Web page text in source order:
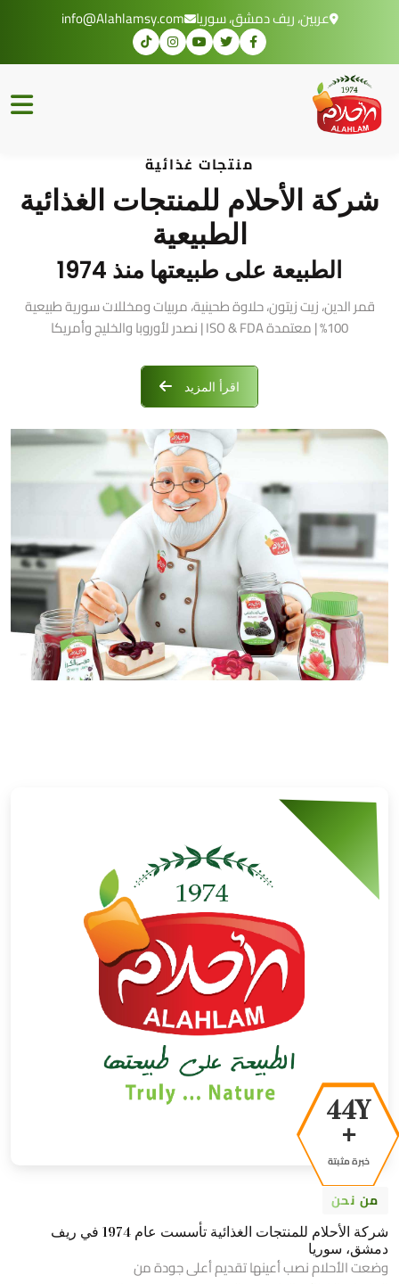
عربين، ريف دمشق، سوريا info@Alahlamsy.com
منتجات غذائية
شركة الأحلام للمنتجات الغذائية
الطبيعية
الطبيعة على طبيعتها منذ 1974
قمر الدين، زيت زيتون، حلاوة طحينية، مربيات ومخللات سورية طبيعية
100% | معتمدة ISO & FDA | نصدر لأوروبا والخليج وأمريكا
اقرأ المزيد
50Y
+
خبرة مثبتة
من نحن
شركة الأحلام للمنتجات الغذائية تأسست عام 1974 في ريف
دمشق، سوريا
وضعت الأحلام نصب أعينها تقديم أعلى جودة من